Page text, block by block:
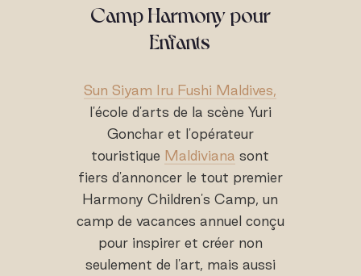
Camp Harmony pour
Enfants
Sun Siyam Iru Fushi Maldives,
l'école d'arts de la scène Yuri
Gonchar et l'opérateur
touristique Maldiviana sont
fiers d'annoncer le tout premier
Harmony Children's Camp, un
camp de vacances annuel conçu
pour inspirer et créer non
seulement de l'art, mais aussi